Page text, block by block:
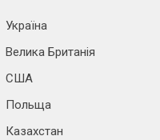
Україна
Велика Британія
США
Польща
Казахстан